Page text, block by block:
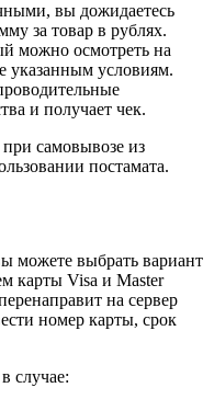
вы дожидаетесь
за товар в рублях.
можно осмотреть на
указанным условиям.
и получает чек.
самовывозе из
постамата.
можете выбрать вариант
карты Visa и Master
на сервер
номер карты, срок
случае: